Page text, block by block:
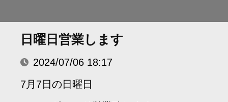
日曜日営業します
2024/07/06 18:17
7月7日の日曜日